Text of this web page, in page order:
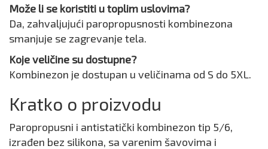
Može li se koristiti u toplim uslovima?
Da, zahvaljujući paropropusnosti kombinezona
smanjuje se zagrevanje tela.
Koje veličine su dostupne?
Kombinezon je dostupan u veličinama od S do 5XL.
Kratko o proizvodu
Paropropusni i antistatički kombinezon tip 5/6,
izrađen bez silikona, sa varenim šavovima i